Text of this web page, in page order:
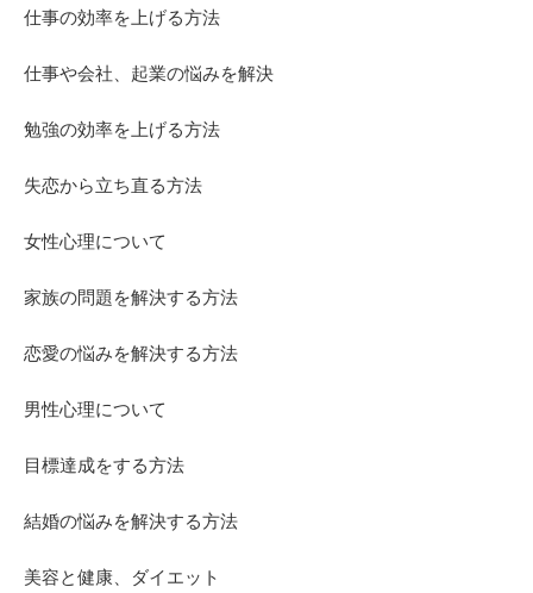
仕事の効率を上げる方法
仕事や会社、起業の悩みを解決
勉強の効率を上げる方法
失恋から立ち直る方法
女性心理について
家族の問題を解決する方法
恋愛の悩みを解決する方法
男性心理について
目標達成をする方法
結婚の悩みを解決する方法
美容と健康、ダイエット